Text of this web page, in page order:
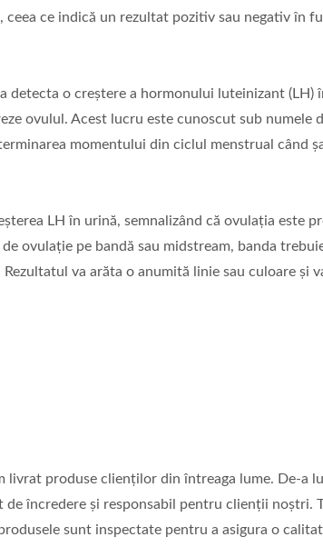
ce indică un rezultat pozitiv sau negativ în
detecta o creștere a hormonului luteinizant (LH)
ovulul. Acest lucru este cunoscut sub numele
momentului din ciclul menstrual când
LH în urină, semnalizând că ovulația este
ovulație pe bandă sau midstream, banda
va arăta o anumită linie sau culoare și
livrat produse clienților din întreaga lume. De-a
încredere și responsabil pentru clienții noștri.
sunt inspectate pentru a asigura o